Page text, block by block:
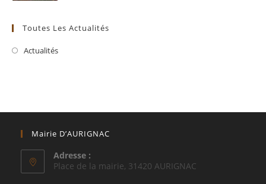
Toutes Les Actualités
Actualités
Mairie D’AURIGNAC
Adresse :
Place de la mairie, 31420 AURIGNAC